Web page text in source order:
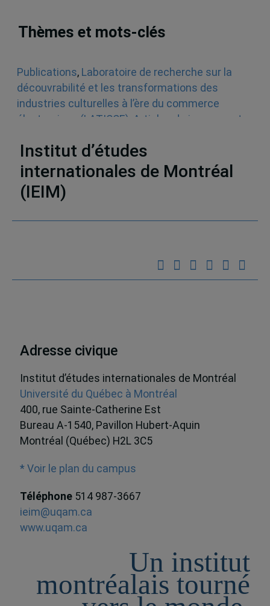
Thèmes et mots-clés
Publications, Laboratoire de recherche sur la
découvrabilité et les transformations des
industries culturelles à l’ère du commerce
électronique (LATICCE)
Articles de journaux et
Institut d’études
internationales de Montréal
(IEIM)
Adresse civique
Institut d’études internationales de Montréal
Université du Québec à Montréal
400, rue Sainte-Catherine Est
Bureau A-1540, Pavillon Hubert-Aquin
Montréal (Québec) H2L 3C5
* Voir le plan du campus
Téléphone 514 987-3667
ieim@uqam.ca
www.uqam.ca
Un institut
montréalais tourné